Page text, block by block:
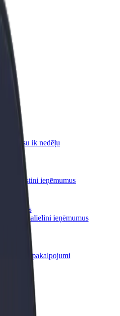
izmaksu ik nedēļu
paaugstini ieņēmumus
īpašnieks
Bolt un palielini ieņēmumus
Bolt pakalpojumi